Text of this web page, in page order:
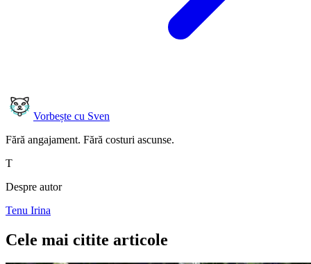
Vorbește cu Sven
Fără angajament. Fără costuri ascunse.
T
Despre autor
Tenu Irina
Cele mai citite articole